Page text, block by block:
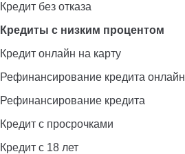
Кредит без отказа
Кредиты с низким процентом
Кредит онлайн на карту
Рефинансирование кредита онлайн
Рефинансирование кредита
Кредит с просрочками
Кредит с 18 лет